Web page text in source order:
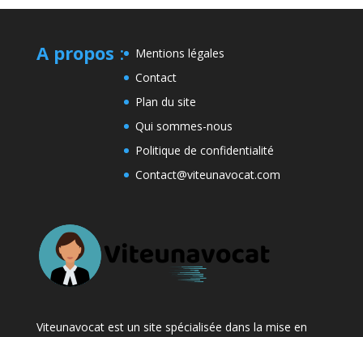
A propos :
Mentions légales
Contact
Plan du site
Qui sommes-nous
Politique de confidentialité
Contact@viteunavocat.com
Viteunavocat est un site spécialisée dans la mise en